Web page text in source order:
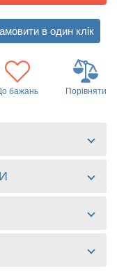
бажань Порівняти